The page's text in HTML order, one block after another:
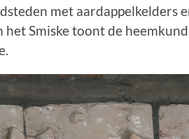
met aardappelkelders
Smiske toont de